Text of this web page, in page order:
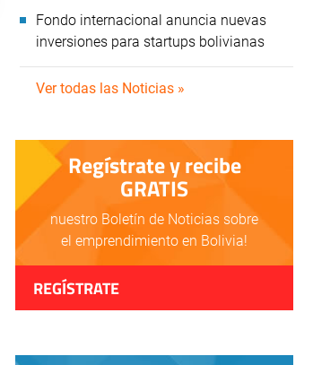
Fondo internacional anuncia nuevas
inversiones para startups bolivianas
Ver todas las Noticias »
Regístrate y recibe
GRATIS
nuestro Boletín de Noticias sobre
el emprendimiento en Bolivia!
REGÍSTRATE